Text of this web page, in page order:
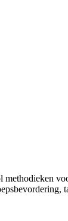
methodieken